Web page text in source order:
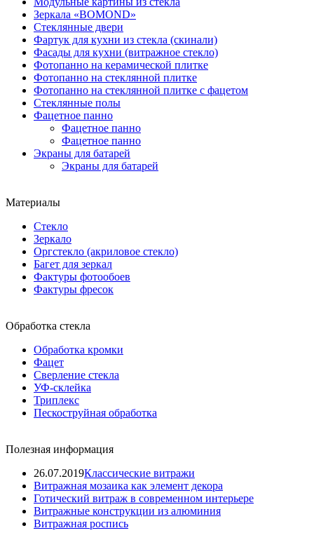
Зеркала «BOMOND»
Стеклянные двери
Фартук для кухни из стекла (скинали)
Фасады для кухни (витражное стекло)
Фотопанно на керамической плитке
Фотопанно на стеклянной плитке
Фотопанно на стеклянной плитке с фацетом
Стеклянные полы
Фацетное панно
Фацетное панно
Фацетное панно
Экраны для батарей
Экраны для батарей
Материалы
Стекло
Зеркало
Оргстекло (акриловое стекло)
Багет для зеркал
Фактуры фотообоев
Фактуры фресок
Обработка стекла
Обработка кромки
Фацет
Сверление стекла
УФ-склейка
Триплекс
Пескоструйная обработка
Полезная информация
26.07.2019Классические витражи
Витражная мозаика как элемент декора
Готический витраж в современном интерьере
Витражные конструкции из алюминия
Витражная роспись